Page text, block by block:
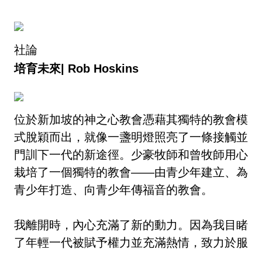
社論
培育未來| Rob Hoskins
位於新加坡的神之心教會憑藉其獨特的教會模
式脫穎而出，就像一盞明燈照亮了一條接觸並
門訓下一代的新途徑。少豪牧師和曾牧師用心
栽培了一個獨特的教會——由青少年建立、為
青少年打造、向青少年傳福音的教會。
我離開時，內心充滿了新的動力。因為我目睹
了年輕一代被賦予權力並充滿熱情，致力於服